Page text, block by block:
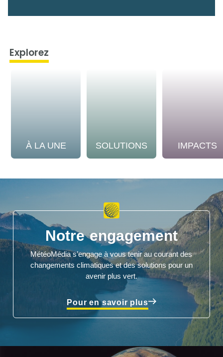
Explorez
À LA UNE SOLUTIONS IMPACTS
Notre engagement
MétéoMédia s’engage à vous tenir au courant des
changements climatiques et des solutions pour un
avenir plus vert.
Pour en savoir plus